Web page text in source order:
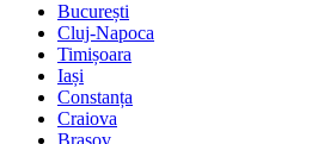
București
Cluj-Napoca
Timișoara
Iași
Constanța
Craiova